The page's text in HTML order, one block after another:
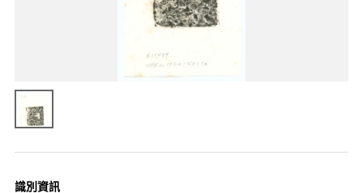
識別資訊